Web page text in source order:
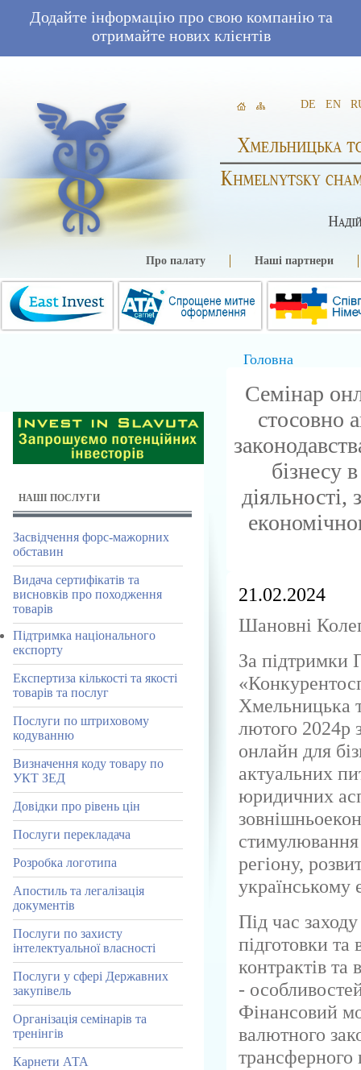
Додайте інформацію про свою компанію та
отримайте нових клієнтів
DE EN
Про палату Наші партнери
Головна
Семінар
стосовно
бізнесу
21.02.2024
Шановні
За підтримки
Хмельницька
лютого 2024р
онлайн для
актуальних
юридичних
стимулювання
регіону,
українському
Під час
підготовки
контрактів
-
Фінансовий
валютного
трансферного
НАШІ ПОСЛУГИ
Засвідчення форс-мажорних
обставин
Видача сертифікатів та
висновків про походження
товарів
Підтримка національного
експорту
Експертиза кількості та якості
товарів та послуг
Послуги по штриховому
кодуванню
Визначення коду товару по
УКТ ЗЕД
Довідки про рівень цін
Послуги перекладача
Розробка логотипа
Апостиль та легалізація
документів
Послуги по захисту
інтелектуальної власності
Послуги у сфері Державних
закупівель
Організація семінарів та
тренінгів
Карнети АТА